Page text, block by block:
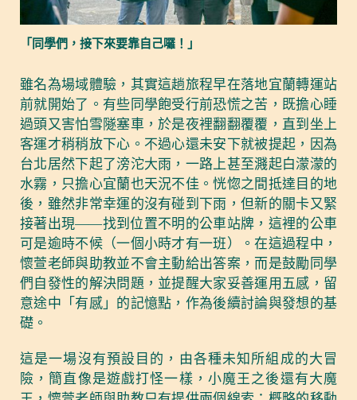
「同學們，接下來要靠自己囉！」
雖名為場域體驗，其實這趟旅程早在落地宜蘭轉運站
前就開始了。有些同學飽受行前恐慌之苦，既擔心睡
過頭又害怕雪隧塞車，於是夜裡翻翻覆覆，直到坐上
客運才稍稍放下心。不過心還未安下就被提起，因為
台北居然下起了滂沱大雨，一路上甚至濺起白濛濛的
水霧，只擔心宜蘭也天況不佳。恍惚之間抵達目的地
後，雖然非常幸運的沒有碰到下雨，但新的關卡又緊
接著出現——找到位置不明的公車站牌，這裡的公車
可是逾時不候（一個小時才有一班）。在這過程中，
懷萱老師與助教並不會主動給出答案，而是鼓勵同學
們自發性的解決問題，並提醒大家妥善運用五感，留
意途中「有感」的記憶點，作為後續討論與發想的基
礎。
這是一場沒有預設目的，由各種未知所組成的大冒
險，簡直像是遊戲打怪一樣，小魔王之後還有大魔